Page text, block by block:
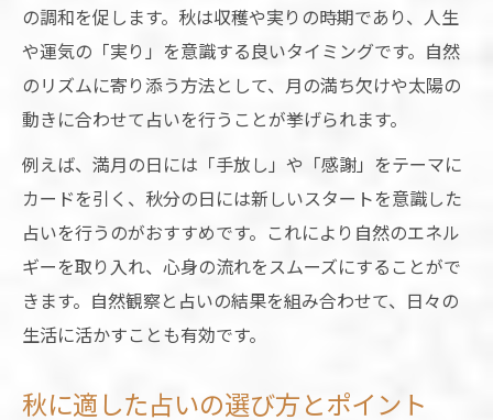
の調和を促します。秋は収穫や実りの時期であり、人生
や運気の「実り」を意識する良いタイミングです。自然
のリズムに寄り添う方法として、月の満ち欠けや太陽の
動きに合わせて占いを行うことが挙げられます。
例えば、満月の日には「手放し」や「感謝」をテーマに
カードを引く、秋分の日には新しいスタートを意識した
占いを行うのがおすすめです。これにより自然のエネル
ギーを取り入れ、心身の流れをスムーズにすることがで
きます。自然観察と占いの結果を組み合わせて、日々の
生活に活かすことも有効です。
秋に適した占いの選び方とポイント